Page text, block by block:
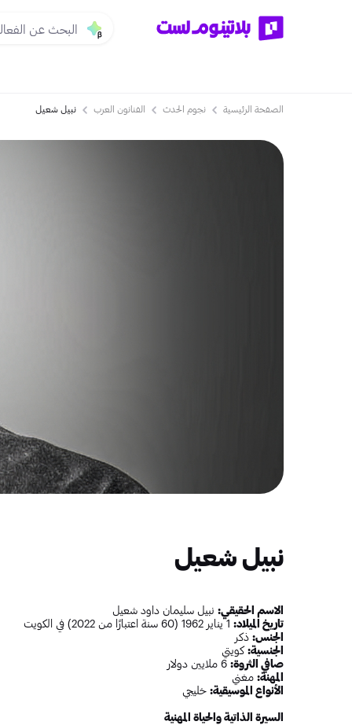
الصفحة الرئيسية نجوم الحدث الفنانون العرب نبيل شعيل
نبيل شعيل
الاسم الحقيقي: نبيل سليمان داود شعيل
تاريخ الميلاد:
الجنس: ذكر
الجنسية:كويتي
صافي الثروة:
المهنة: مغني
الأنواع الموسيقية: خليجي
السيرة الذاتية والحياة المهنية